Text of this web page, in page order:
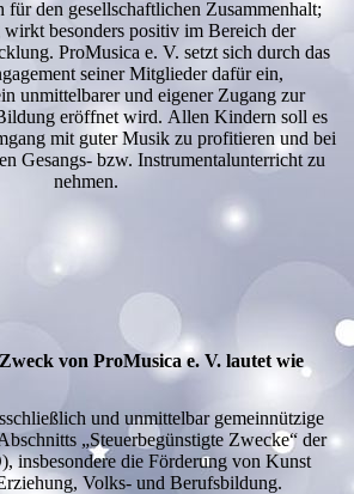
den gesellschaftlichen Zusammenhalt;
besonders positiv im Bereich der
ProMusica e. V. setzt sich durch das
seiner Mitglieder dafür ein,
unmittelbarer und eigener Zugang zur
eröffnet wird. Allen Kindern soll es
mit guter Musik zu profitieren und bei
Gesangs- bzw. Instrumentalunterricht zu
nehmen.
von ProMusica e. V. lautet wie
und unmittelbar gemeinnützige
„Steuerbegünstigte Zwecke“ der
insbesondere die Förderung von Kunst
Volks- und Berufsbildung.